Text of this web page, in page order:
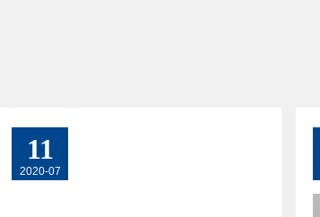
11
2020-07